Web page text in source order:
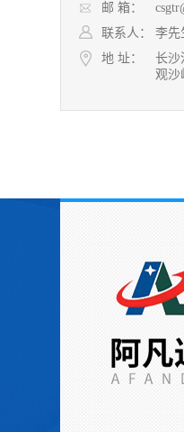
邮 箱：
联系人：
李先
地 址：
长沙
观沙